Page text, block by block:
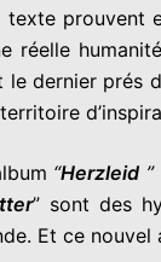
texte prouvent
réelle
le dernier prés
“Herzleid ”
” sont des
Et ce